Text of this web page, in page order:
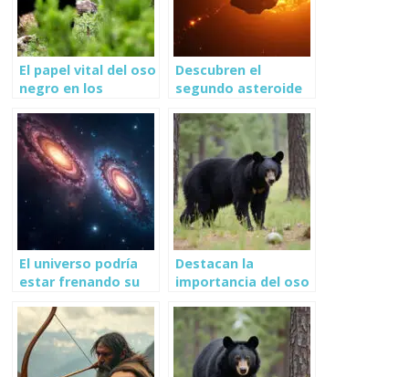
El papel vital del oso
negro en los
Chihuahua
Descubren el
segundo asteroide
sistema solar
El universo podría
estar frenando su
nuevo estudio
Destacan la
importancia del oso
protegidas de
Madera